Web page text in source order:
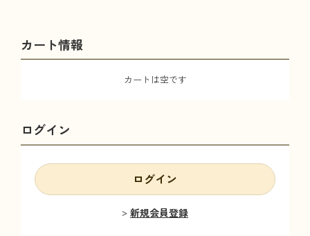
カート情報
カートは空です
ログイン
ログイン
新規会員登録